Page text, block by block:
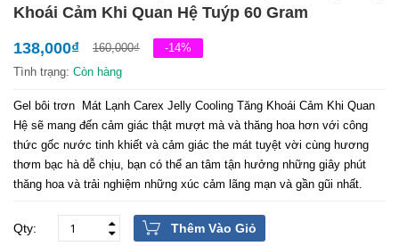
Khoái Cảm Khi Quan Hệ Tuýp 60 Gram
160,000₫
138,000₫
-14%
Tình trạng: Còn hàng
Gel bôi trơn Mát Lạnh Carex Jelly Cooling Tăng Khoái Cảm Khi Quan
Hệ sẽ mang đến cảm giác thật mượt mà và thăng hoa hơn với công
thức gốc nước tinh khiết và cảm giác the mát tuyệt vời cùng hương
thơm bạc hà dễ chịu, bạn có thể an tâm tận hưởng những giây phút
thăng hoa và trải nghiệm những xúc cảm lãng mạn và gần gũi nhất.
Thêm Vào Giỏ